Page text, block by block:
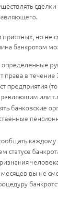
но не
банкротом
определенные
права в течение
предприятия
или
банковские
статусе
вы не